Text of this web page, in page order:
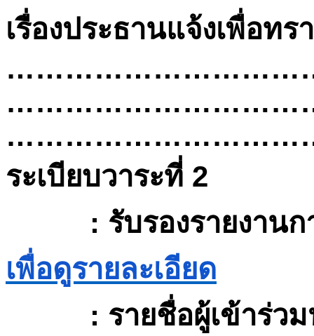
เรื่องประธานแจ้งเพื่อทร
ระเบียบวาระที่ 2
: รับรองรายงาน
เพื่อดูรายละเอียด
: รายชื่อผู้เข้าร่ว